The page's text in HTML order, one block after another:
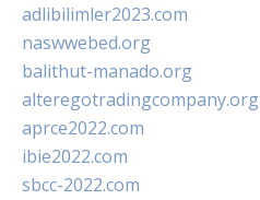
adlibilimler2023.com
naswwebed.org
balithut-manado.org
alteregotradingcompany.org
aprce2022.com
ibie2022.com
sbcc-2022.com